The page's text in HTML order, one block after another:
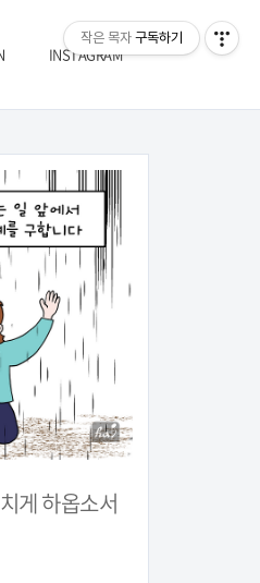
INSTAGRAM
게 하옵소서
작은 목자 구독하기